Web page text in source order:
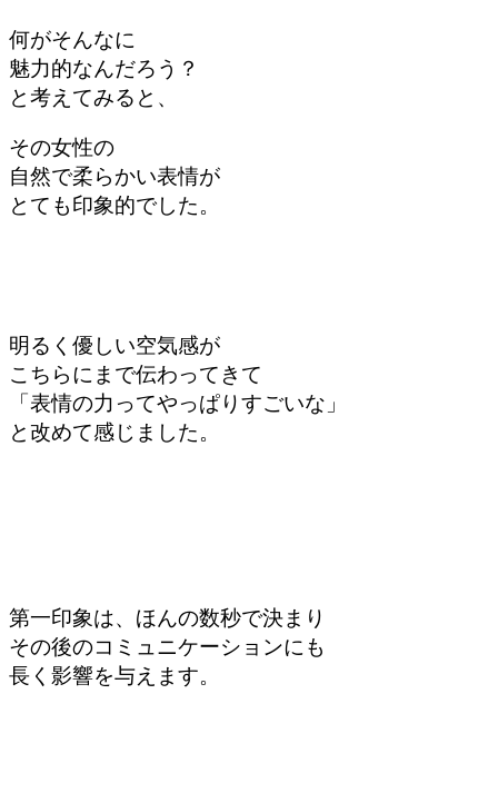
何がそんなに
魅力的なんだろう？
と考えてみると、
その女性の
自然で柔らかい表情が
とても印象的でした。
明るく優しい空気感が
こちらにまで伝わってきて
「表情の力ってやっぱりすごいな」
と改めて感じました。
第一印象は、 ほんの数秒で決まり
その後のコミュニケーションにも
長く影響を与えます。